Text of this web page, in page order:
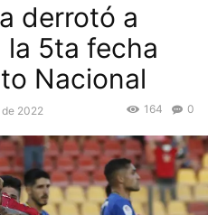
derrotó a
la 5ta fecha
Nacional
de 2022 0
164